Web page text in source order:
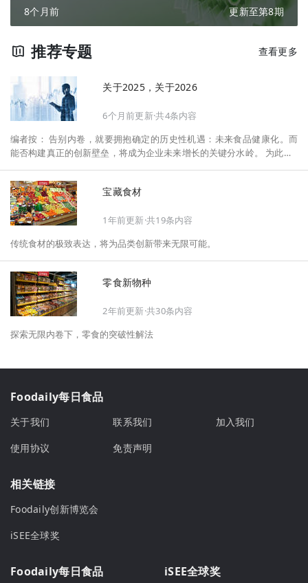
8个月前 更新至第8期
推荐专题 查看更多
关于2025，关于2026
6个月前更新·共4条内容
编者按： 告别内卷，就要拥抱确定的历史性机遇：未来食品健康化。而
能否构建真正的创新壁垒，将成为企业未来增长的关键分水岭。 为此，F
将以“创新产品”透视“未来机会”，以全球视野探寻中国机遇、增长解法，
拆解年度标杆的增长逻辑与谋篇布局，深挖“药食同源”“低GI”“老龄营
养”“清洁标签”等热门赛道的爆品基因，从趋势预判、品类创新、未来增长
机会、企业战略布局以及渠道变革等，为行业提供务实、前瞻的开年创新
宝藏食材
1年前更新·共19条内容
传统食材的极致表达，将为品类创新带来无限可能。
零食新物种
2年前更新·共30条内容
探索无限内卷下，零食的突破性解法
Foodaily每日食品
关于我们 联系我们
加入我们
使用协议
免责声明
相关链接
Foodaily创新博览会
iSEE全球奖
Foodaily每日食品 iSEE全球奖